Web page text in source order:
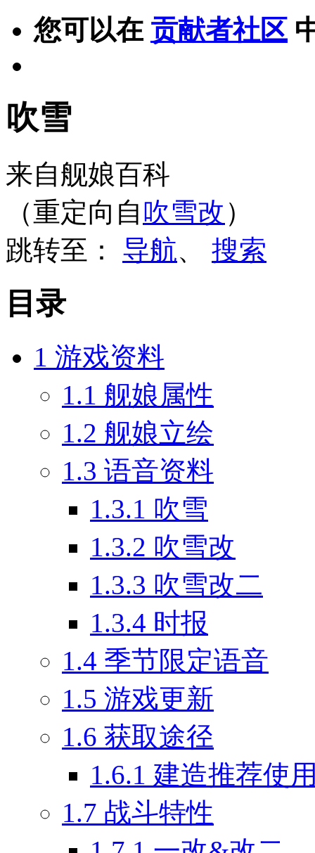
您可以在 贡献者社区
吹雪
来自舰娘百科
（重定向自吹雪改 ）
跳转至： 导航、 搜索
目录
1 游戏资料
1.1 舰娘属性
1.2 舰娘立绘
1.3 语音资料
1.3.1 吹雪
1.3.2 吹雪改
1.3.3 吹雪改二
1.3.4 时报
1.4 季节限定语音
1.5 游戏更新
1.6 获取途径
1.6.1 建造推荐使
1.7 战斗特性